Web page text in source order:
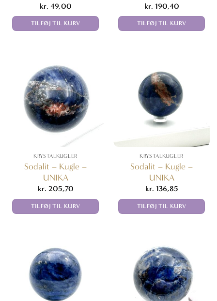
kr. 49,00
TILFØJ TIL KURV
kr. 190,40
TILFØJ TIL KURV
KRYSTALKUGLER
Sodalit – Kugle –
UNIKA
kr. 205,70
TILFØJ TIL KURV
KRYSTALKUGLER
Sodalit – Kugle –
UNIKA
kr. 136,85
TILFØJ TIL KURV